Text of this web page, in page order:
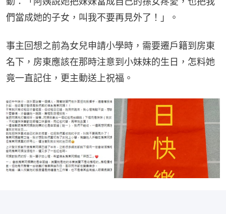
們當成她的子女，叫我不要再見外了！」。
事主回想之前為女兒申請小學時，需要遷戶籍到房東
名下，房東應該在那時注意到小妹妹的生日，怎料她
竟一直記住，更主動送上祝福。